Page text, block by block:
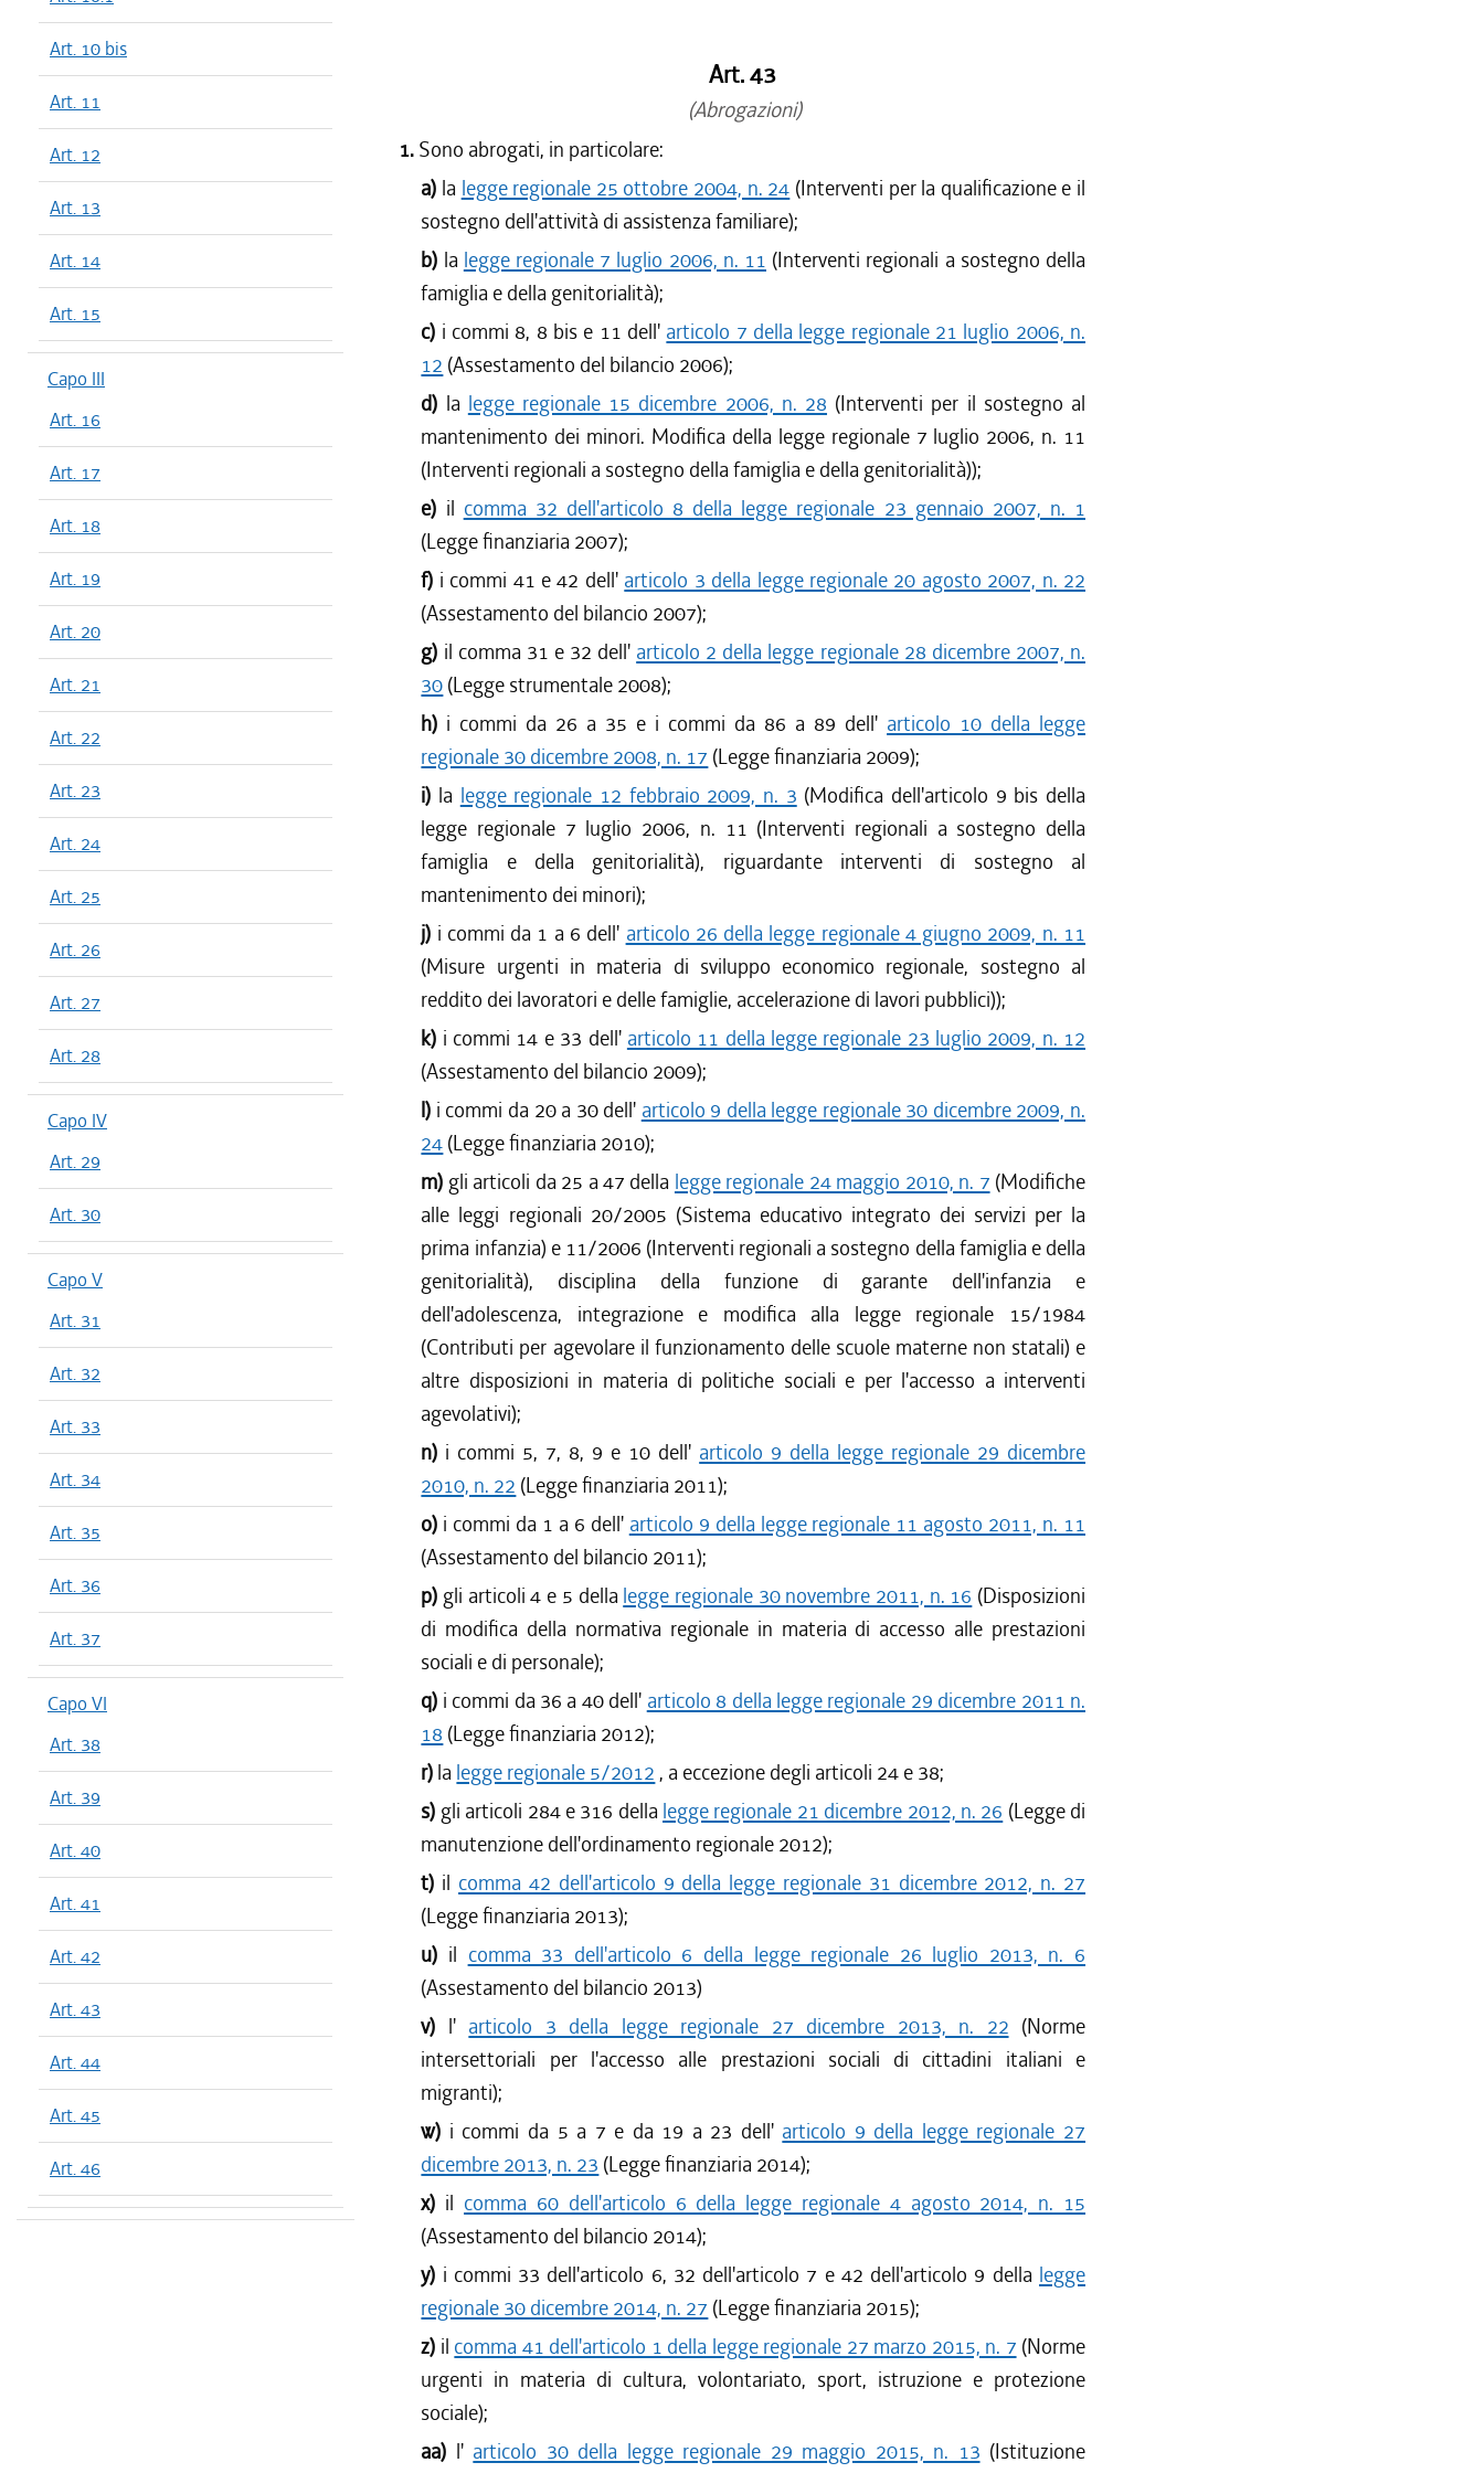
Art. 10 bis
Art. 11
Art. 12
Art. 13
Art. 14
Art. 15
Capo III
Art. 16
Art. 17
Art. 18
Art. 19
Art. 20
Art. 21
Art. 22
Art. 23
Art. 24
Art. 25
Art. 26
Art. 27
Art. 28
Capo IV
Art. 29
Art. 30
Capo V
Art. 31
Art. 32
Art. 33
Art. 34
Art. 35
Art. 36
Art. 37
Capo VI
Art. 38
Art. 39
Art. 40
Art. 41
Art. 42
Art. 43
Art. 44
Art. 45
Art. 46
Art. 43
(Abrogazioni)
1. Sono abrogati, in particolare:
a) la legge regionale 25 ottobre 2004, n. 24 (Interventi per la qualificazione e il
sostegno dell'attività di assistenza familiare);
b) la legge regionale 7 luglio 2006, n. 11 (Interventi regionali a sostegno della
famiglia e della genitorialità);
c) i commi 8, 8 bis e 11 dell' articolo 7 della legge regionale 21 luglio 2006, n.
12 (Assestamento del bilancio 2006);
d) la legge regionale 15 dicembre 2006, n. 28 (Interventi per il sostegno al
mantenimento dei minori. Modifica della legge regionale 7 luglio 2006, n. 11
(Interventi regionali a sostegno della famiglia e della genitorialità));
e) il comma 32 dell'articolo 8 della legge regionale 23 gennaio 2007, n. 1
(Legge finanziaria 2007);
f) i commi 41 e 42 dell' articolo 3 della legge regionale 20 agosto 2007, n. 22
(Assestamento del bilancio 2007);
g) il comma 31 e 32 dell' articolo 2 della legge regionale 28 dicembre 2007, n.
30 (Legge strumentale 2008);
h) i commi da 26 a 35 e i commi da 86 a 89 dell' articolo 10 della legge
regionale 30 dicembre 2008, n. 17 (Legge finanziaria 2009);
i) la legge regionale 12 febbraio 2009, n. 3 (Modifica dell'articolo 9 bis della
legge regionale 7 luglio 2006, n. 11 (Interventi regionali a sostegno della
famiglia e della genitorialità), riguardante interventi di sostegno al
mantenimento dei minori);
j) i commi da 1 a 6 dell' articolo 26 della legge regionale 4 giugno 2009, n. 11
(Misure urgenti in materia di sviluppo economico regionale, sostegno al
reddito dei lavoratori e delle famiglie, accelerazione di lavori pubblici));
k) i commi 14 e 33 dell' articolo 11 della legge regionale 23 luglio 2009, n. 12
(Assestamento del bilancio 2009);
l) i commi da 20 a 30 dell' articolo 9 della legge regionale 30 dicembre 2009, n.
24 (Legge finanziaria 2010);
m) gli articoli da 25 a 47 della legge regionale 24 maggio 2010, n. 7 (Modifiche
alle leggi regionali 20/2005 (Sistema educativo integrato dei servizi per la
prima infanzia) e 11/2006 (Interventi regionali a sostegno della famiglia e della
genitorialità), disciplina della funzione di garante dell'infanzia e
dell'adolescenza, integrazione e modifica alla legge regionale 15/1984
(Contributi per agevolare il funzionamento delle scuole materne non statali) e
altre disposizioni in materia di politiche sociali e per l'accesso a interventi
agevolativi);
n) i commi 5, 7, 8, 9 e 10 dell' articolo 9 della legge regionale 29 dicembre
2010, n. 22 (Legge finanziaria 2011);
o) i commi da 1 a 6 dell' articolo 9 della legge regionale 11 agosto 2011, n. 11
(Assestamento del bilancio 2011);
p) gli articoli 4 e 5 della legge regionale 30 novembre 2011, n. 16 (Disposizioni
di modifica della normativa regionale in materia di accesso alle prestazioni
sociali e di personale);
q) i commi da 36 a 40 dell' articolo 8 della legge regionale 29 dicembre 2011 n.
18 (Legge finanziaria 2012);
r) la legge regionale 5/2012 , a eccezione degli articoli 24 e 38;
s) gli articoli 284 e 316 della legge regionale 21 dicembre 2012, n. 26 (Legge di
manutenzione dell'ordinamento regionale 2012);
t) il comma 42 dell'articolo 9 della legge regionale 31 dicembre 2012, n. 27
(Legge finanziaria 2013);
u) il comma 33 dell'articolo 6 della legge regionale 26 luglio 2013, n. 6
(Assestamento del bilancio 2013)
v) l' articolo 3 della legge regionale 27 dicembre 2013, n. 22 (Norme
intersettoriali per l'accesso alle prestazioni sociali di cittadini italiani e
migranti);
w) i commi da 5 a 7 e da 19 a 23 dell' articolo 9 della legge regionale 27
dicembre 2013, n. 23 (Legge finanziaria 2014);
x) il comma 60 dell'articolo 6 della legge regionale 4 agosto 2014, n. 15
(Assestamento del bilancio 2014);
y) i commi 33 dell'articolo 6, 32 dell'articolo 7 e 42 dell'articolo 9 della legge
regionale 30 dicembre 2014, n. 27 (Legge finanziaria 2015);
z) il comma 41 dell'articolo 1 della legge regionale 27 marzo 2015, n. 7 (Norme
urgenti in materia di cultura, volontariato, sport, istruzione e protezione
sociale);
aa) l' articolo 30 della legge regionale 29 maggio 2015, n. 13 (Istituzione